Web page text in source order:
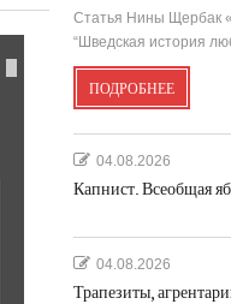
Статья Нины Щербак
“Шведская история
ПОДРОБНЕЕ
04.08.2026
Капнист. Всеобщая
04.08.2026
Трапезиты,